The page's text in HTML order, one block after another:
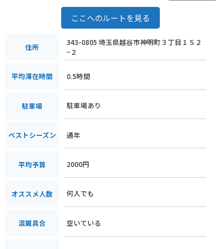
れている「牛島のフジ」があります。樹齢は1200年以上とさ
れ、4月下旬から5月上旬にかけて見事な花を咲かせます。
おいしい蕎麦を堪能し、周辺の観光スポットも巡ってみてはい
かがでしょうか。
ここへのルートを見る
住所
343-0805 埼玉県越谷市神明町３丁目１５２
−２
平均滞在時間 0.5時間
駐車場 駐車場あり
ベストシーズン 通年
平均予算 2000円
オススメ人数 何人でも
混雑具合 空いている